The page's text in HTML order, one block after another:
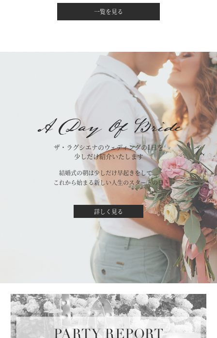
一覧を見る
A Day Of Bride
ザ・ラグシエナのウェディングの1日を
少しだけ紹介いたします
結婚式の朝は少しだけ早起きをして...
これから始まる新しい人生のスタートの日
詳しく見る